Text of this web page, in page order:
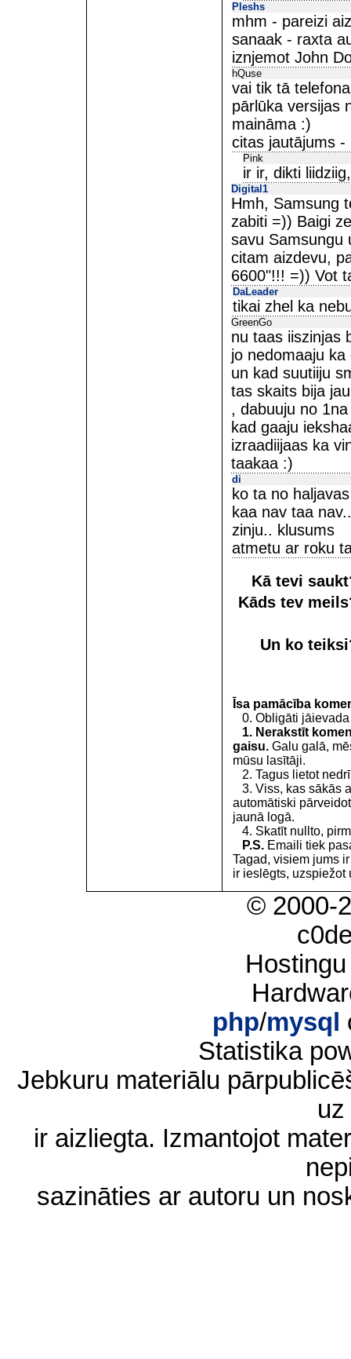
Pleshs
mhm - pareizi
sanaak - raxta
iznjemot John
hQuse
vai tik tā
pārlūka versijas
maināma :)
citas jautājums -
Pink
ir ir, dikti
Digital1
Hmh, Samsung
zabiti =)) Baigi
savu Samsungu
citam aizdevu,
6600"!!! =)) Vot
DaLeader
tikai zhel ka
GreenGo
nu taas iiszinjas
jo nedomaaju
un kad suutiiju
tas skaits bija
, dabuuju no
kad gaaju
izraadiijaas ka
taakaa :)
di
ko ta no
kaa nav taa
zinju.. klusums
atmetu ar roku
Kā tevi
Kāds tev
Un ko
Īsa pamācība
0. Obligāti jāievada
1. Nerakstīt
gaisu. Galu galā,
mūsu lasītāji.
2. Tagus lietot
3. Viss, kas sākās
automātiski
jaunā logā.
4. Skatīt nullto,
P.S. Emaili tiek
Tagad, visiem jums
ir ieslēgts, uzspiežot
© 2000-
php/mysql
Statistika
Jebkuru materiālu
ir aizliegta. Izmantojot
sazināties ar autoru un